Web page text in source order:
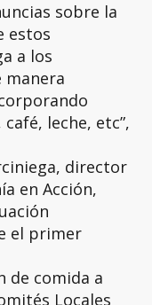
sobre la
estos
a los
manera
leche, etc”,
director
en Acción,
el primer
de comida a
Locales